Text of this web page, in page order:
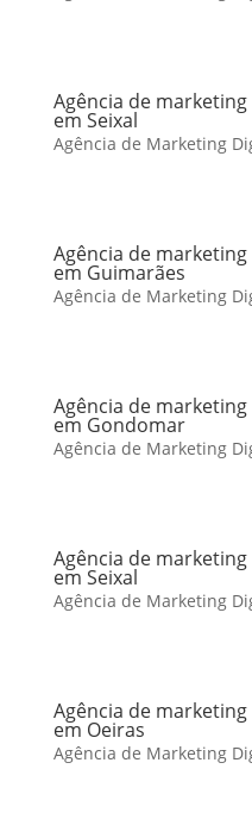
Agência de
em Seixal
Agência de Marketing
Agência de
em Guimarães
Agência de Marketing
Agência de
em Gondomar
Agência de Marketing
Agência de
em Seixal
Agência de Marketing
Agência de
em Oeiras
Agência de Marketing